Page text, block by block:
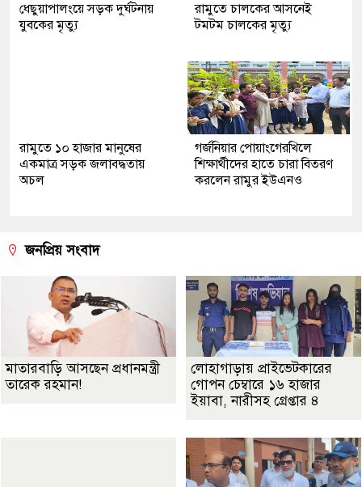
ধেছুয়াপালংয়ে সড়ক দুর্ঘটনায়
যুবকের মৃত্যু
রামুতে চালকের আসনেই
টমটম চালকের মৃত্যু
রামুতে ১০ হাজার মানুষের
একমাত্র সড়ক জলাবদ্ধতায়
অচল
গর্জনিয়ার পোয়াংগেরখিলে
শিক্ষার্থীদের হাতে চারা বিতরণ
করলেন রামুর ইউএনও
জনপ্রিয় সংবাদ
মাতারবাড়ি আসছেন প্রধানমন্ত্রী
তারেক রহমান!
লোহাগাড়ায় প্রাইভেটকারের
গোপন চেম্বারে ১৬ হাজার
ইয়াবা, নারীসহ গ্রেপ্তার ৪